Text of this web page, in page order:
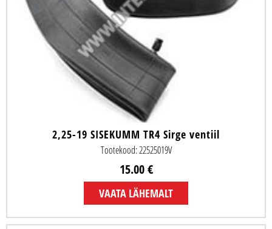
2,25-19 SISEKUMM TR4 Sirge ventiil
Tootekood: 22525019V
15.00 €
VAATA LÄHEMALT